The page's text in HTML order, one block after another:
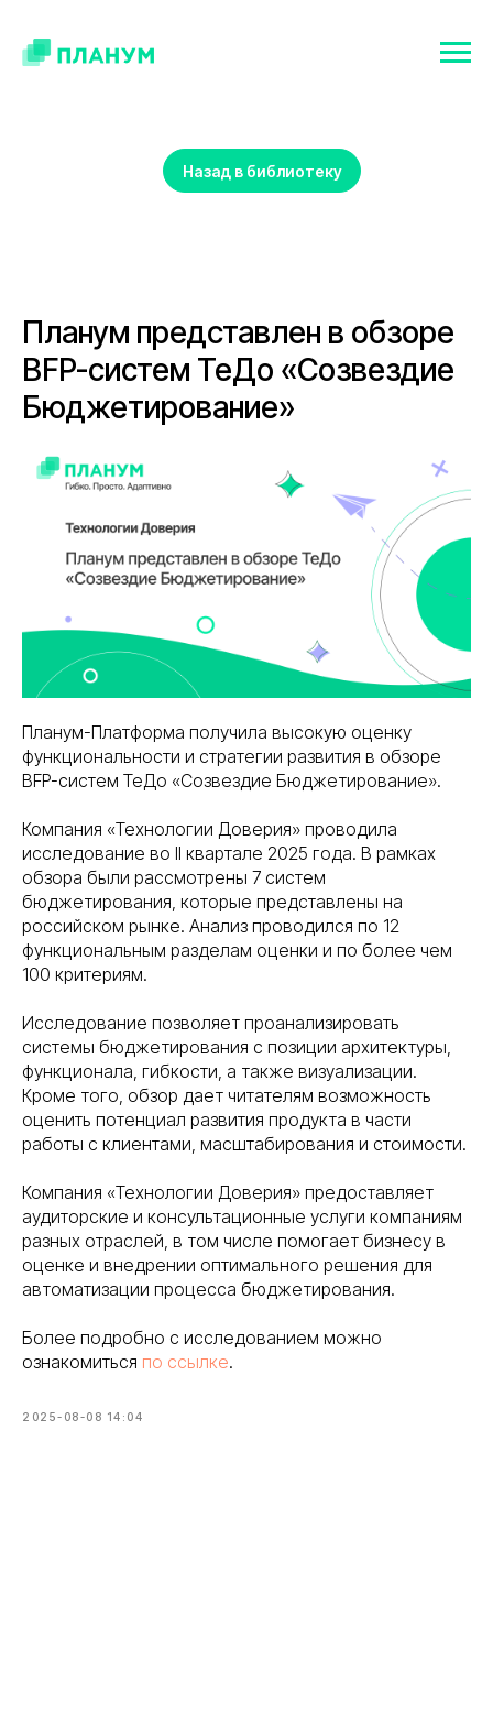
Назад в библиотеку
Планум представлен в обзоре
BFP-систем ТеДо «Созвездие
Бюджетирование»
Планум-Платформа получила высокую оценку
функциональности и стратегии развития в обзоре
BFP-систем ТеДо «Созвездие Бюджетирование».
Компания «Технологии Доверия» проводила
исследование во II квартале 2025 года. В рамках
обзора были рассмотрены 7 систем
бюджетирования, которые представлены на
российском рынке. Анализ проводился по 12
функциональным разделам оценки и по более чем
100 критериям.
Исследование позволяет проанализировать
системы бюджетирования с позиции архитектуры,
функционала, гибкости, а также визуализации.
Кроме того, обзор дает читателям возможность
оценить потенциал развития продукта в части
работы с клиентами, масштабирования и стоимости.
Компания «Технологии Доверия» предоставляет
аудиторские и консультационные услуги компаниям
разных отраслей, в том числе помогает бизнесу в
оценке и внедрении оптимального решения для
автоматизации процесса бюджетирования.
Более подробно с исследованием можно
ознакомиться по ссылке.
2025-08-08 14:04